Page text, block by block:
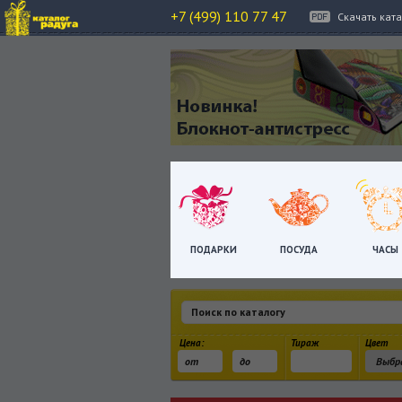
+7 (499) 110 77 47 Скачать
ПОДАРКИ ПОСУДА ЧАСЫ
Цена: Тираж Цвет